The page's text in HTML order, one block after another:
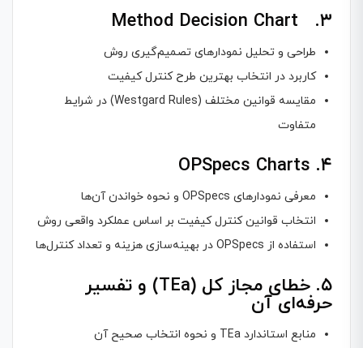
۳. Method Decision Chart
طراحی و تحلیل نمودارهای تصمیم‌گیری روش
کاربرد در انتخاب بهترین طرح کنترل کیفیت
مقایسه قوانین مختلف (Westgard Rules) در شرایط
متفاوت
۴. OPSpecs Charts
معرفی نمودارهای OPSpecs و نحوه خواندن آن‌ها
انتخاب قوانین کنترل کیفیت بر اساس عملکرد واقعی روش
استفاده از OPSpecs در بهینه‌سازی هزینه و تعداد کنترل‌ها
۵. خطای مجاز کل (TEa) و تفسیر
حرفه‌ای آن
منابع استاندارد TEa و نحوه انتخاب صحیح آن